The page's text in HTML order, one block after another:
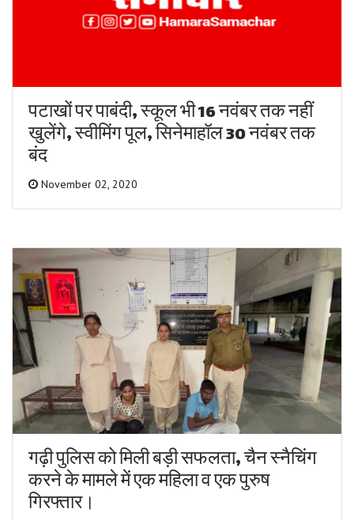
पटाखों पर पाबंदी, स्कूल भी 16 नवंबर तक नहीं
खुलेंगे, स्वीमिंग पूल, सिनेमाहॉल 30 नवंबर तक
बंद
November 02, 2020
गढ़ी पुलिस को मिली बड़ी सफलता, चैन स्नैचिंग
करने के मामले में एक महिला व एक पुरुष
गिरफ्तार।